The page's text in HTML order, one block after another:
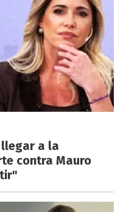
a la
contra Mauro